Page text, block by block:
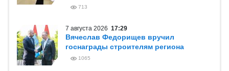
713
7 августа 2026 17:29
Вячеслав Федорищев вручил
госнаграды строителям региона
1065